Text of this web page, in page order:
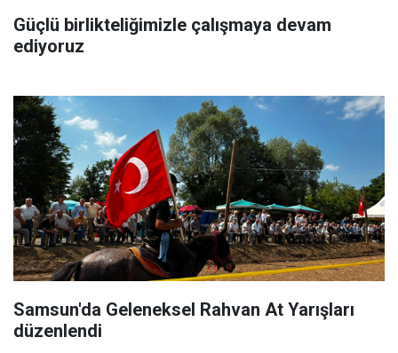
Güçlü birlikteliğimizle çalışmaya devam
ediyoruz
Samsun'da Geleneksel Rahvan At Yarışları
düzenlendi